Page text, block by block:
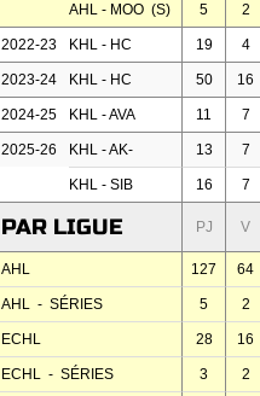
AHL - MOO (S) 5 2
2022-23 KHL - HC 19 4
2023-24 KHL - HC 50 16
2024-25 KHL - AVA 11 7
2025-26 KHL - AK- 13 7
KHL - SIB 16 7
PAR LIGUE PJ V
AHL 127 64
AHL - SÉRIES 5 2
ECHL 28 16
ECHL - SÉRIES 3 2